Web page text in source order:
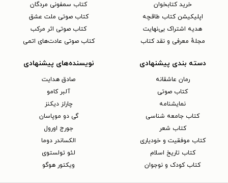
خرید کتابخوان
اپلیکیشن کتاب طاقچه
هدیه اشتراک بی‌نهایت
مجلهٔ معرفی و نقد کتاب
کتاب سمفونی مردگان
کتاب صوتی ملت عشق
کتاب صوتی اثر مرکب
کتاب صوتی عادت‌های اتمی
دسته بندی پیشنهادی
رمان عاشقانه
کتاب‌ صوتی
نمایشنامه
کتاب جامعه شناسی
کتاب شعر
کتاب موفقیت و خودیاری
کتاب تاریخ اسلام
کتاب کودک و نوجوان
نویسنده‌های پیشنهادی
صادق هدایت
آلبر کامو
چارلز دیکنز
گی دو موپاسان
جورج اورول
الکساندر دوما
لئو تولستوی
ویکتور هوگو